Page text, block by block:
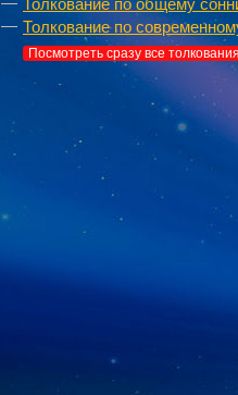
Толкование по
Посмотреть сразу все толкования